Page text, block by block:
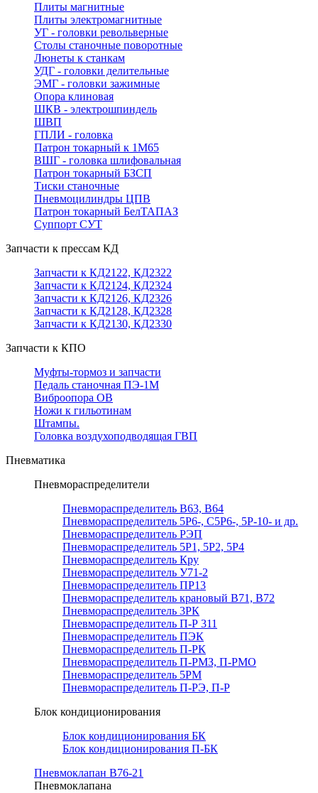
Плиты магнитные
Плиты электромагнитные
УГ - головки револьверные
Столы станочные поворотные
Люнеты к станкам
УДГ - головки делительные
ЭМГ - головки зажимные
Опора клиновая
ШКВ - электрошпиндель
ШВП
ГПЛИ - головка
Патрон токарный к 1М65
ВШГ - головка шлифовальная
Патрон токарный БЗСП
Тиски станочные
Пневмоцилиндры ЦПВ
Патрон токарный БелТАПАЗ
Суппорт СУТ
Запчасти к прессам КД
Запчасти к КД2122, КД2322
Запчасти к КД2124, КД2324
Запчасти к КД2126, КД2326
Запчасти к КД2128, КД2328
Запчасти к КД2130, КД2330
Запчасти к КПО
Муфты-тормоз и запчасти
Педаль станочная ПЭ-1М
Виброопора ОВ
Ножи к гильотинам
Штампы.
Головка воздухоподводящая ГВП
Пневматика
Пневмораспределители
Пневмораспределитель В63, В64
Пневмораспределитель 5Р6-, С5Р6-, 5Р-10- и др.
Пневмораспределитель РЭП
Пневмораспределитель 5Р1, 5Р2, 5Р4
Пневмораспределитель Кру
Пневмораспределитель У71-2
Пневмораспределитель ПР13
Пневмораспределитель крановый В71, В72
Пневмораспределитель 3РК
Пневмораспределитель П-Р 311
Пневмораспределитель ПЭК
Пневмораспределитель П-РК
Пневмораспределитель П-РМЗ, П-РМО
Пневмораспределитель 5РМ
Пневмораспределитель П-РЭ, П-Р
Блок кондиционирования
Блок кондиционирования БК
Блок кондиционирования П-БК
Пневмоклапан В76-21
Пневмоклапана